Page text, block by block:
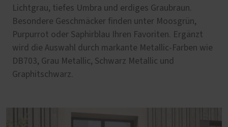
Lichtgrau, tiefes Umbra und erdiges Graubraun.
Besondere Geschmäcker finden unter Moosgrün,
Purpurrot oder Saphirblau Ihren Favoriten. Ergänzt
wird die Auswahl durch markante Metallic-Farben wie
DB703, Grau Metallic, Schwarz Metallic und
Graphitschwarz.